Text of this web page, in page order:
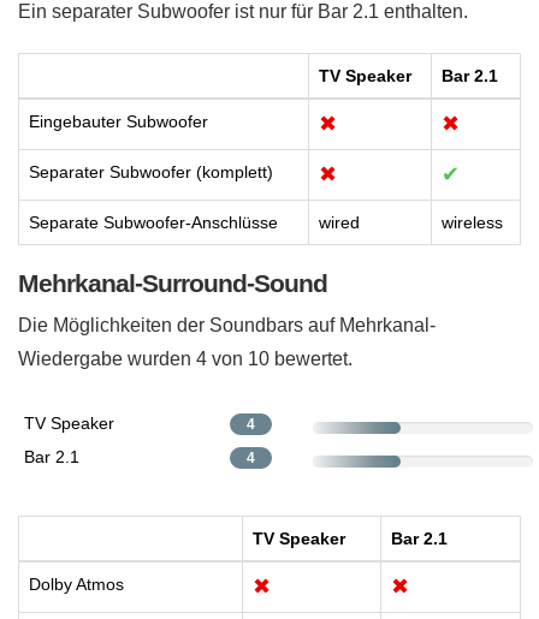
Ein separater Subwoofer ist nur für Bar 2.1 enthalten.
TV Speaker Bar 2.1
Eingebauter Subwoofer ✖ ✖
Separater Subwoofer (komplett) ✖ ✔
Separate Subwoofer-Anschlüsse wired wireless
Mehrkanal-Surround-Sound
Die Möglichkeiten der Soundbars auf Mehrkanal-
Wiedergabe ​wurden 4 von 10 bewertet.
TV Speaker 4
Bar 2.1 4
TV Speaker Bar 2.1
Dolby Atmos ✖ ✖